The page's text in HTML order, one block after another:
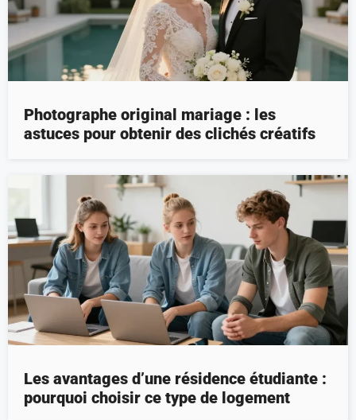
Photographe original mariage : les
astuces pour obtenir des clichés créatifs
Les avantages d’une résidence étudiante :
pourquoi choisir ce type de logement